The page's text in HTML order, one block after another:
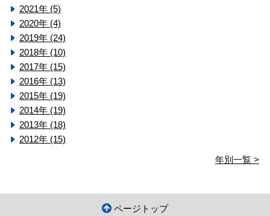
2021年 (5)
2020年 (4)
2019年 (24)
2018年 (10)
2017年 (15)
2016年 (13)
2015年 (19)
2014年 (19)
2013年 (18)
2012年 (15)
年別一覧 >
ページトップ